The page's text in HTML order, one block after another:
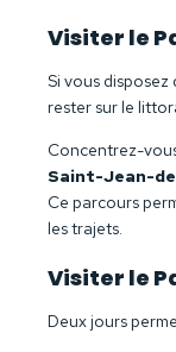
Visiter le
Si vous disposez
rester sur le
Concentrez-
Saint-Jean-
Ce parcours
les trajets.
Visiter le
Deux jours